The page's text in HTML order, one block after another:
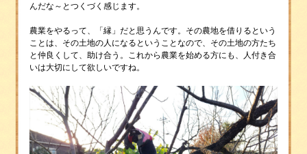
んだな～とつくづく感じます。
農業をやるって、「縁」だと思うんです。その農地を借りるという
ことは、その土地の人になるということなので、その土地の方たち
と仲良くして、助け合う。これから農業を始める方にも、人付き合
いは大切にして欲しいですね。